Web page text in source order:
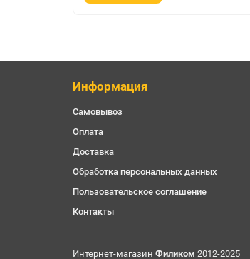
Информация
Самовывоз
Оплата
Доставка
Обработка персональных данных
Пользовательское соглашение
Контакты
Интернет-магазин Филиком 2012-2025